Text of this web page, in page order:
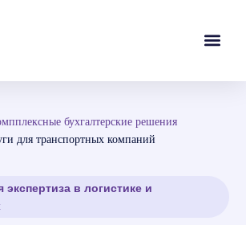
бухгалтерские решения
для транспортных компаний
экспертиза в логистике и